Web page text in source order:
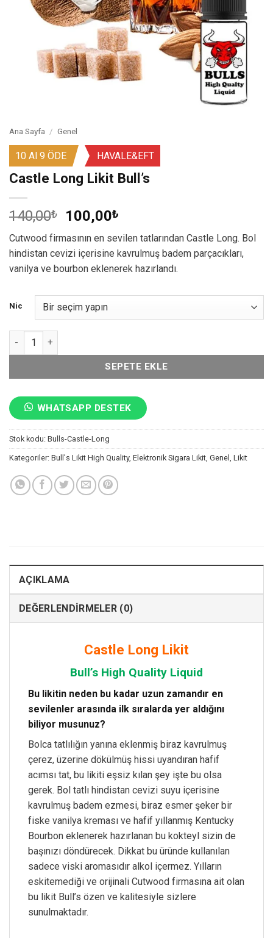
Ana Sayfa / Genel
10 Al 9 ÖDE HAVALE&EFT
Castle Long Likit Bull’s
140,00₺
Orijinal
140,00₺.
100,00₺
andaki
fiyat:
100,00₺.
Cutwood firmasının en sevilen tatlarından Castle Long. Bol
hindistan cevizi içerisine kavrulmuş badem parçacıkları,
vanilya ve bourbon eklenerek hazırlandı.
Nic
Castle Long Likit Bull's adet
SEPETE EKLE
WHATSAPP DESTEK
Stok kodu: Bulls-Castle-Long
Kategoriler: Bull's Likit High Quality, Elektronik Sigara Likit Genel Likit
AÇIKLAMA
DEĞERLENDIRMELER (0)
Castle Long Likit
Bull’s High Quality Liquid
Bu likitin neden bu kadar uzun zamandır en
sevilenler arasında ilk sıralarda yer aldığını
biliyor musunuz?
Bolca tatlılığın yanına eklenmiş biraz kavrulmuş
çerez, üzerine dökülmüş hissi uyandıran hafif
acımsı tat, bu likiti eşsiz kılan şey işte bu olsa
gerek. Bol tatlı hindistan cevizi suyu içerisine
kavrulmuş badem ezmesi, biraz esmer şeker bir
fiske vanilya kreması ve hafif yıllanmış Kentucky
Bourbon eklenerek hazırlanan bu kokteyl sizin de
başınızı döndürecek. Dikkat bu üründe kullanılan
sadece viski aromasıdır alkol içermez. Yılların
eskitemediği ve orijinali Cutwood firmasına ait olan
bu likit Bull’s özen ve kalitesiyle sizlere
sunulmaktadır.